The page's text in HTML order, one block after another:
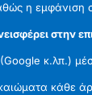
η εμφάνιση
στην
(Google κ.λπ.)
κάθε